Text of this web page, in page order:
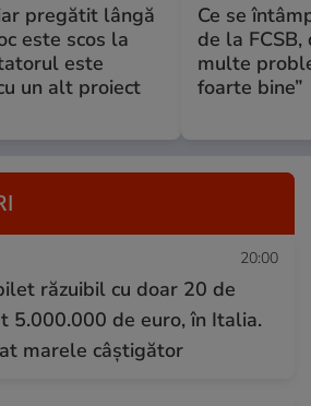
pregătit lângă
este scos la
este
un alt proiect
Ce se
de la
multe
foarte bine”
20:00
răzuibil cu doar 20 de
5.000.000 de euro, în Italia.
marele câștigător